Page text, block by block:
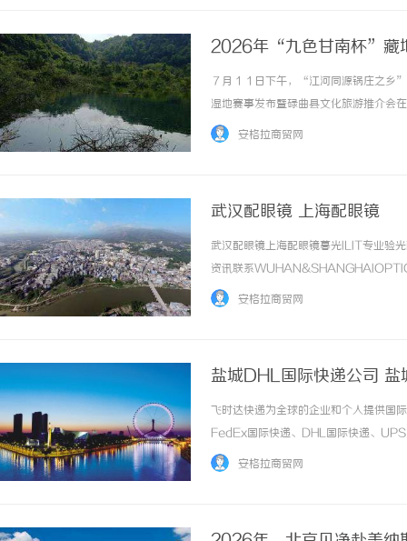
2026年“九色甘南杯”藏
办
７月１１日下午，“江河同源锅庄之乡
湿地赛事发布暨碌曲县文化旅游推介会
资源与特色体育赛事，为甘南州文体旅
安格拉商贸网
武汉配眼镜 上海配眼镜
武汉配眼镜上海配眼镜暮光ILIT专业验
资讯联系
品牌，现于武汉与上海设有4家门店。
安格拉商贸网
盐城DHL国际快递公司
飞时达快递为全球的企业和个人提供国
FedEx国际快递、DHL国际快递、
务。欧洲.美洲.非洲.东南亚促销价格
安格拉商贸网